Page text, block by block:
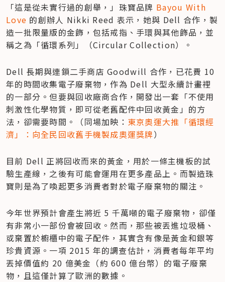
「這是從未實行過的創舉，」珠寶品牌 Bayou With
Love 的創辦人 Nikki Reed 表示，她與 Dell 合作，製
造一批限量版的金飾，包括戒指、手環與其他飾品，並
稱之為「循環系列」（Circular Collection）。
Dell 長期與連鎖二手商店 Goodwill 合作，已花費 10
年的時間收集電子廢棄物，作為 Dell 大型永續計畫裡
的一部分。但要與回收廠商合作，開發出一套「不使用
刺激性化學物質，即可從老舊配件中回收黃金」的方
法，卻需要時間。（同場加映： 東京奧運大推「循環經
濟」：向全民回收舊手機製成奧運獎牌）
目前 Dell 正將回收而來的黃金，用於一條主機板的試
驗生產線，之後有可能會運用在更多產品上。而製造珠
寶則是為了喚起更多消費者對於電子廢棄物的關注。
今年世界預計會產生將近 5 千萬噸的電子廢棄物，卻僅
有非常小一部份會被回收。然而，那些被丟進垃圾桶、
或棄置於櫥櫃中的電子配件，其實含有像是黃金和銀等
珍貴資源。一項 2015 年的調查估計，消費者每年平均
丟掉價值約 20 億美金（約 600 億台幣）的電子廢棄
物，且這僅計算了歐洲的數據。